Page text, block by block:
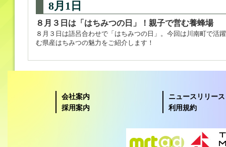
8月1日
８月３日は「はちみつの日」！親子で営む養蜂場
８月３日は語呂合わせで「はちみつの日」。今回は川南町で活
む県産はちみつの魅力をご紹介します！
会社案内
ニュースリリース
採用案内
利用規約